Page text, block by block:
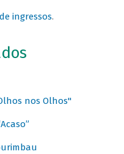
ingressos.
nos Olhos"